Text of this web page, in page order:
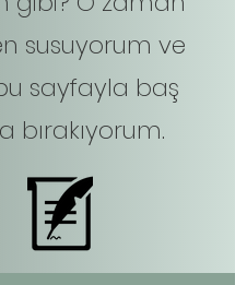
susuyorum ve
sayfayla baş
bırakıyorum.